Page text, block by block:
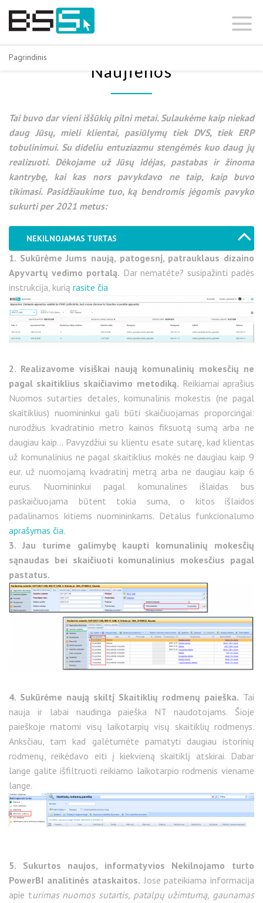
Skip
Pagrindinis
Naujienos
Tai buvo dar vieni iššūkių pilni metai. Sulaukėme kaip niekad
daug Jūsų, mieli klientai, pasiūlymų tiek DVS, tiek ERP
tobulinimui. Su dideliu entuziazmu stengėmės kuo daug jų
realizuoti. Dėkojame už Jūsų idėjas, pastabas ir žinoma
kantrybę, kai kas nors pavykdavo ne taip, kaip buvo
tikimasi. Pasidžiaukime tuo, ką bendromis jėgomis pavyko
sukurti per 2021 metus:
NEKILNOJAMAS TURTAS
1. Sukūrėme Jums naują, patogesnį, patrauklaus dizaino
Apyvartų vedimo portalą. Dar nematėte? susipažinti padės
instrukcija, kurią rasite čia
2. Realizavome visiškai naują komunalinių mokesčių ne
pagal skaitiklius skaičiavimo metodiką. Reikiamai aprašius
Nuomos sutarties detales, komunalinis mokestis (ne pagal
skaitiklius) nuomininkui gali būti skaičiuojamas proporcingai:
nurodžius kvadratinio metro kainos fiksuotą sumą arba ne
daugiau kaip... Pavyzdžiui su klientu esate sutarę, kad klientas
už komunalinius ne pagal skaitiklius mokės ne daugiau kaip 9
eur. už nuomojamą kvadratinį metrą arba ne daugiau kaip 6
eurus. Nuomininkui pagal komunalines išlaidas bus
paskaičiuojama būtent tokia suma, o kitos išlaidos
padalinamos kitiems nuomininkams. Detalus funkcionalumo
aprašymas čia.
3. Jau turime galimybę kaupti komunalinių mokesčių
sąnaudas bei skaičiuoti komunalinius mokesčius pagal
pastatus.
4. Sukūrėme naują skiltį Skaitiklių rodmenų paieška. Tai
nauja ir labai naudinga paieška NT naudotojams. Šioje
paieškoje matomi visų laikotarpių visų skaitiklių rodmenys.
Anksčiau, tam kad galėtumėte pamatyti daugiau istorinių
rodmenų, reikėdavo eiti į kiekvieną skaitiklį atskirai. Dabar
lange galite išfiltruoti reikiamo laikotarpio rodmenis viename
lange.
5. Sukurtos naujos, informatyvios Nekilnojamo turto
PowerBI analitinės ataskaitos. Jose pateikiama informacija
apie turimas nuomos sutartis, patalpų užimtumą, gaunamas